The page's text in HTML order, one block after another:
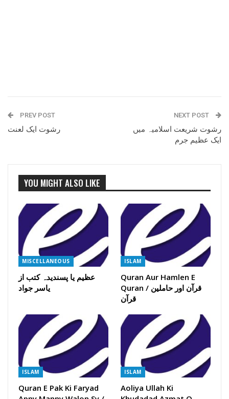
PREV POST
رشوت ایک لعنت
NEXT POST
رشوت شریعت اسلامیہ میں
ایک عظیم جرم
YOU MIGHT ALSO LIKE
MISCELLANEOUS
عظیم یا پسندیدہ کتب از
یاسر جواد
ISLAM
Quran Aur Hamlen E
Quran / قرآن اور حاملین
قرآن
ISLAM
Quran E Pak Ki Faryad
ISLAM
Aoliya Ullah Ki